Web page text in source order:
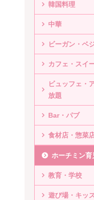
韓国料理
中華
ビーガン・ベ
カフェ・スイ
ビュッフェ・
放題
Bar・パブ
食材店・惣菜
ホーチミン育
教育・学校
遊び場・キッ